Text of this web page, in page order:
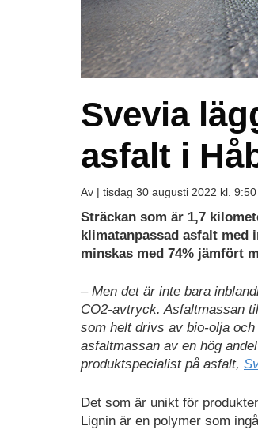
Svevia
asfalt i
Av | tisdag 30 augusti 2022 kl. 9:50
Sträckan som är 1,7
klimatanpassad asfalt med
minskas med 74% jämfört
– Men det är inte bara
CO2-avtryck. Asfaltmassan
som helt drivs av bio-olja
asfaltmassan av en hög
produktspecialist på asfalt,
Det som är unikt för
Lignin är en polymer som